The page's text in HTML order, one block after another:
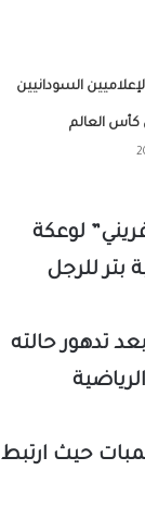
السودانيين
كأس العالم
لوعكة
للرجل
تدهور حالته
حيث ارتبط